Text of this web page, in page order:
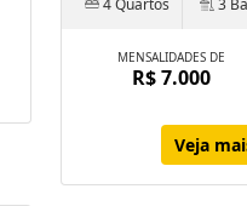
4 Quartos 3
MENSALIDADES DE
R$ 7.000
Veja